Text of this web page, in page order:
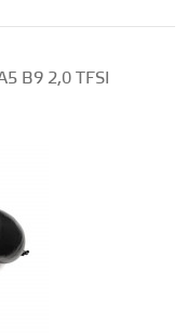
B9 2,0 TFSI